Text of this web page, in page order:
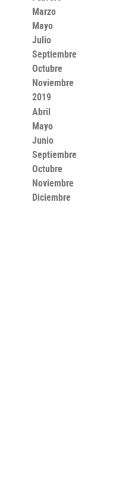
Marzo
Mayo
Julio
Septiembre
Octubre
Noviembre
2019
Abril
Mayo
Junio
Septiembre
Octubre
Noviembre
Diciembre